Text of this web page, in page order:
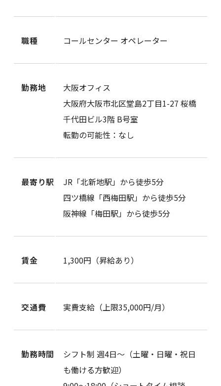
職種 コールセンター オペレーター
勤務地
大阪オフィス
大阪府大阪市北区堂島2丁目1-27 桜橋
千代田ビル3階 B号室
転勤の可能性：なし
最寄り駅
JR「北新地駅」から徒歩5分
四ツ橋線「西梅田駅」から徒歩5分
阪神線「梅田駅」から徒歩5分
賃金 1,300円（昇給あり）
交通費 実費支給（上限35,000円/月）
勤務時間
シフト制 週4日～（土曜・日曜・祝日
も働ける方歓迎）